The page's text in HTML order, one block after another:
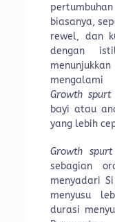
biasanya,
rewel, dan
dengan
mengalami
Growth spurt
bayi atau
yang lebih
Growth spurt
sebagian
menyadari
menyusu
durasi